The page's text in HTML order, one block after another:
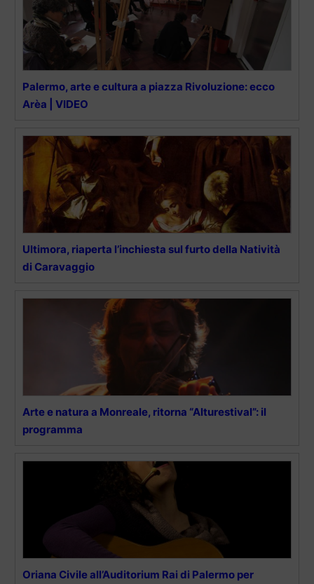
Palermo, arte e cultura a piazza Rivoluzione: ecco
Arèa | VIDEO
Ultimora, riaperta l’inchiesta sul furto della Natività
di Caravaggio
Arte e natura a Monreale, ritorna “Alturestival”: il
programma
Oriana Civile all’Auditorium Rai di Palermo per